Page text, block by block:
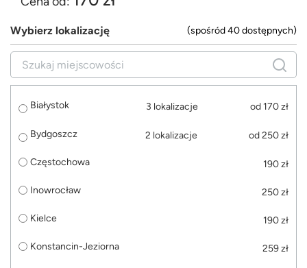
Wybierz lokalizację (spośród 40 dostępnych)
Białystok 3 lokalizacje od 170 zł
Bydgoszcz 2 lokalizacje od 250 zł
Częstochowa 190 zł
Inowrocław 250 zł
Kielce 190 zł
Konstancin-Jeziorna 259 zł